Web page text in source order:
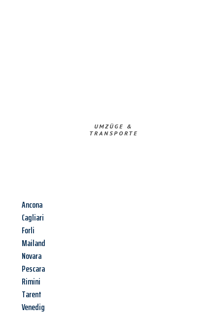
UMZÜGE &
TRANSPORTE
Ancona
Cagliari
Forli
Mailand
Novara
Pescara
Rimini
Tarent
Venedig